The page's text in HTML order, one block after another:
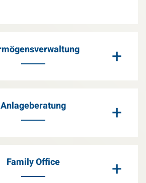
+
Anlageberatung +
Family Office +